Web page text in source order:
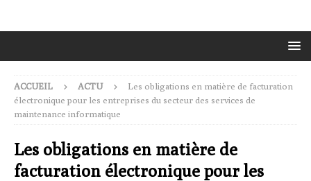
ACCUEIL ACTU
Les obligations en matière de facturation
électronique pour les entreprises du secteur des services de
maintenance informatique
Les obligations en matière de
facturation électronique pour les